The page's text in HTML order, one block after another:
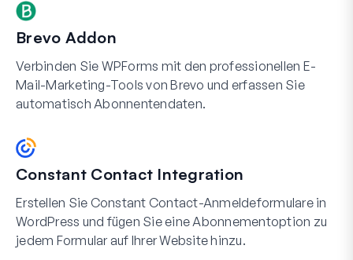
Brevo Addon
Verbinden Sie WPForms mit den professionellen E-
Mail-Marketing-Tools von Brevo und erfassen Sie
automatisch Abonnentendaten.
Constant Contact Integration
Erstellen Sie Constant Contact-Anmeldeformulare in
WordPress und fügen Sie eine Abonnementoption zu
jedem Formular auf Ihrer Website hinzu.